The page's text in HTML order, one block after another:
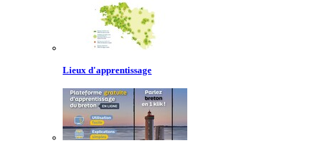
Lieux d'apprentissage